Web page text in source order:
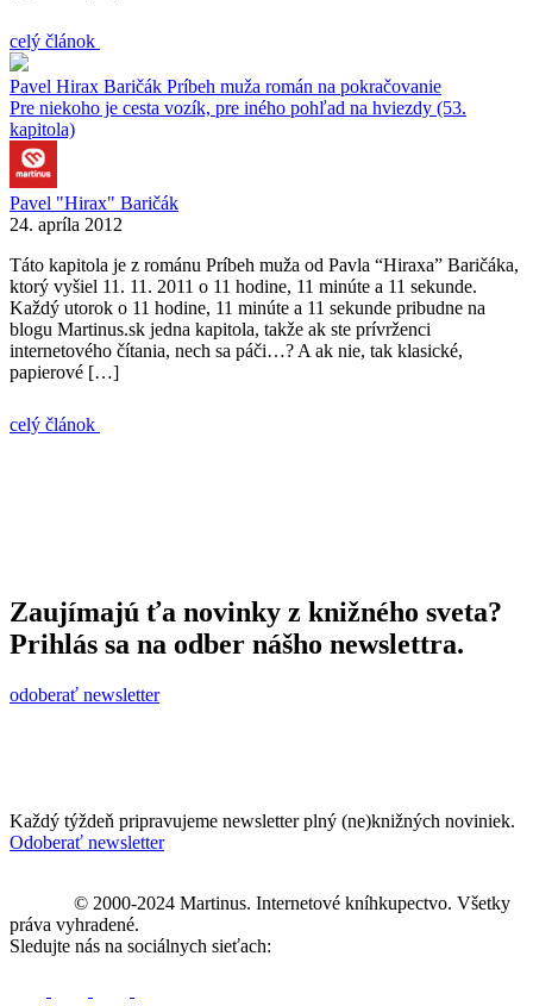
celý článok
Pavel Hirax Baričák Príbeh muža román na pokračovanie
Pre niekoho je cesta vozík, pre iného pohľad na hviezdy (53.
kapitola)
Pavel "Hirax" Baričák
24. apríla 2012
Táto kapitola je z románu Príbeh muža od Pavla “Hiraxa” Baričáka,
ktorý vyšiel 11. 11. 2011 o 11 hodine, 11 minúte a 11 sekunde.
Každý utorok o 11 hodine, 11 minúte a 11 sekunde pribudne na
blogu Martinus.sk jedna kapitola, takže ak ste prívrženci
internetového čítania, nech sa páči…? A ak nie, tak klasické,
papierové […]
celý článok
Zaujímajú ťa novinky z knižného sveta?
Prihlás sa na odber nášho newslettra.
odoberať newsletter
Každý týždeň pripravujeme newsletter plný (ne)knižných noviniek.
Odoberať newsletter
© 2000-2024 Martinus. Internetové kníhkupectvo. Všetky
práva vyhradené.
Sledujte nás na sociálnych sieťach: